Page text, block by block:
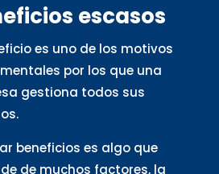
escasos
es uno de los motivos
por los que una
gestiona todos sus
beneficios es algo que
de muchos factores, la